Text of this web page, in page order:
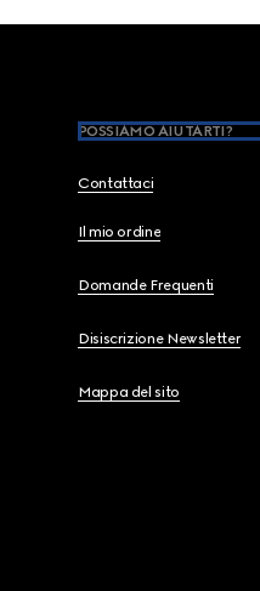
POSSIAMO AIUTARTI?
Contattaci
Il mio ordine
Domande Frequenti
Disiscrizione Newsletter
Mappa del sito